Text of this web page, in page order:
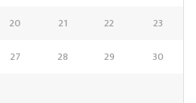
20 21 22
23
27 28 29
30